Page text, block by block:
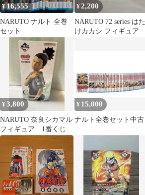
¥ 16,555
NARUTO ナルト 全巻
セット
¥2,200
NARUTO 72 series はた
けカカシ フィギュア
¥3,800
NARUTO 奈良シカマル
フィギュア 1番くじ
C賞 値下げしました
¥ 15,000
ナルト全巻セット中古